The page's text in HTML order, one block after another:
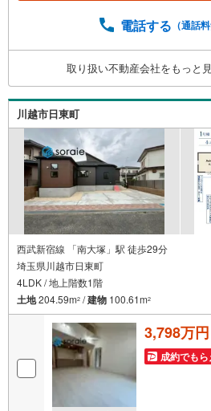
円のご紹介料をお支払いさせ
マイカーでも安心！2.チャイ
ーベッド完備3.他にもファミ
な』がここにある！ミルク用
メニティ、大型個室2部屋、各
電話する （通話
取り扱い不動産会社をもっと
川越市日東町
西武新宿線 「南大塚」駅 徒歩29分
埼玉県川越市日東町
4LDK / 地上階数1階
土地204.59m2 /建物 100.61m2
3,798万円
成約でもら